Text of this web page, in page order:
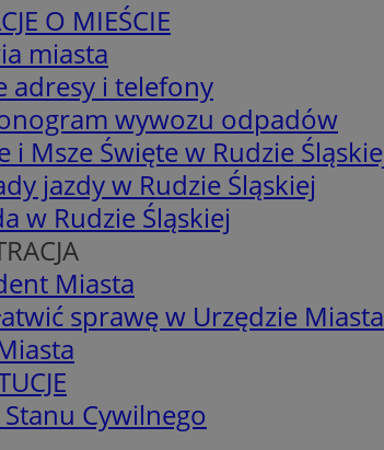
O MIEŚCIE
miasta
adresy i telefony
wywozu odpadów
i Msze Święte w Rudzie
jazdy w Rudzie Śląskiej
w Rudzie Śląskiej
Miasta
sprawę w Urzędzie
Cywilnego